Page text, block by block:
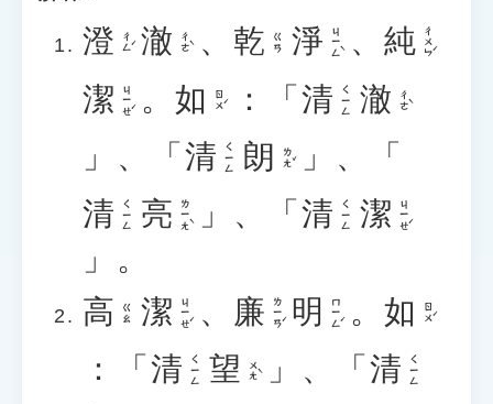
澄 ㄔㄥˊ 澈 ㄔㄜˋ 、 乾 ㄍㄢ 淨 ㄐㄧㄥˋ 、 純 ㄔㄨㄣˊ
潔 ㄐㄧㄝˊ 。 如 ㄖㄨˊ ：「 清 ㄑㄧㄥ 澈 ㄔㄜˋ
」、「 清 ㄑㄧㄥ 朗 ㄌㄤˇ
」、「
清 ㄑㄧㄥ 亮 ㄌㄧㄤˋ 」、「 清 ㄑㄧㄥ 潔 ㄐㄧㄝˊ
」。
高 ㄍㄠ 潔 ㄐㄧㄝˊ 、 廉 ㄌㄧㄢˊ 明 ㄇㄧㄥˊ 。 如 ㄖㄨˊ
：「 清 ㄑㄧㄥ 望 ㄨㄤˋ 」、「 清 ㄑㄧㄥ